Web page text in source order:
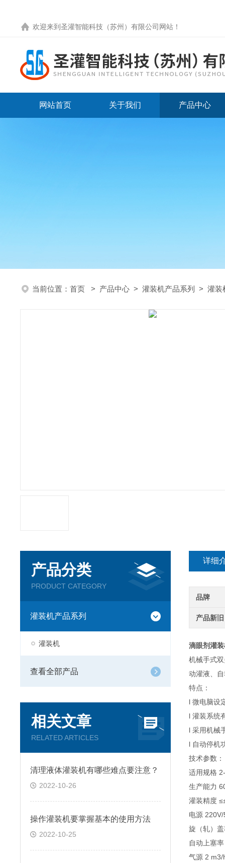
欢迎来到圣灌智能科技（苏州）有限公司网站！
网站首页 关于我们 产品中心
当前位置： 首页 > 产品中心 > 灌装机产品系列 > 灌装
详细
品牌
产品新旧
滴眼剂灌
机械手式
动灌液、
特点：
l 微电脑设
l 灌装系统
l 采用机械
l 自动停机
技术参数
适用规格
生产能力
灌装精度
电源
旋（轧）
自动上塞
气源 2
产品分类
PRODUCT CATEGORY
灌装机产品系列
灌装机
查看全部产品
相关文章
RELATED ARTICLES
清理液体灌装机有哪些难点要注意？
2022-10-26
操作灌装机要掌握基本的使用方法
2022-10-25